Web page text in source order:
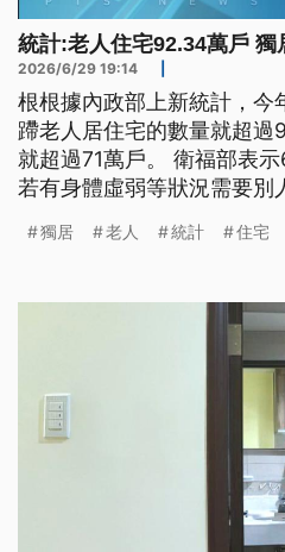
統計:老人住宅92.34萬戶 獨
2026/6/29 19:14
根根據內政部上新統計，
蹛老人居住宅的數量就超
就超過71萬戶。 衛福部表
若有身體虛弱等狀況需要別
語文）
獨居 老人 統計 住宅